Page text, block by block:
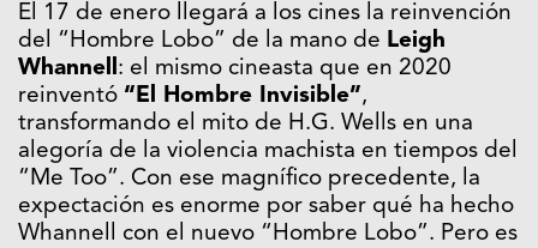
El 17 de enero llegará a los cines la reinvención
del “Hombre Lobo” de la mano de Leigh
Whannell : el mismo cineasta que en 2020
reinventó “El Hombre Invisible”,
transformando el mito de H.G. Wells en una
alegoría de la violencia machista en tiempos del
“Me Too”. Con ese magnífico precedente, la
expectación es enorme por saber qué ha hecho
Whannell con el nuevo “Hombre Lobo”. Pero es